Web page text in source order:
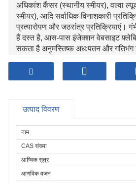
अधिकांश कैंसर (स्थानीय स्मीयर), वल्वा
स्मीयर), आदि सर्वाधिक विनाशकारी
प्रत्यारोपण और जठरांत्र प्रतिक्रियाएं।
हैं दस्त है, आस-पास इंजेक्शन वेबसाइट
सकता है अनुमस्तिष्क अध:पतन और गतिभंग
है सख्ती से जांच की जाए.
उत्पाद विवरण
नाम
CAS संख्या
आण्विक सूत्र
आणविक वजन